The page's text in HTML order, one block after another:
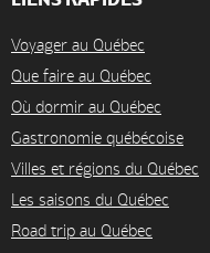
Voyager au Québec
Que faire au Québec
Où dormir au Québec
Gastronomie québécoise
Villes et régions du Québec
Les saisons du Québec
Road trip au Québec